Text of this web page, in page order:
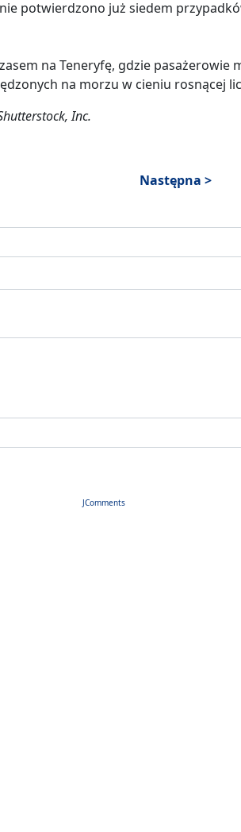
potwierdzono już siedem
na Teneryfę, gdzie pasażerowie
na morzu w cieniu rosnącej
Inc.
Następna >
JComments